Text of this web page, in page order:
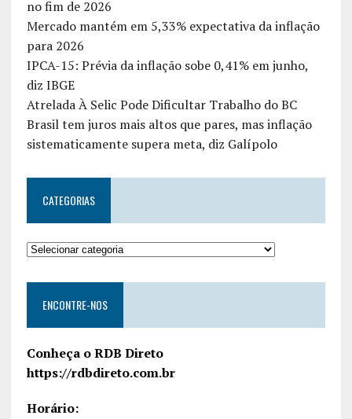
no fim de 2026
Mercado mantém em 5,33% expectativa da inflação
para 2026
IPCA-15: Prévia da inflação sobe 0,41% em junho,
diz IBGE
Atrelada À Selic Pode Dificultar Trabalho do BC
Brasil tem juros mais altos que pares, mas inflação
sistematicamente supera meta, diz Galípolo
CATEGORIAS
ENCONTRE-NOS
Conheça o RDB Direto
https://rdbdireto.com.br
Horário: